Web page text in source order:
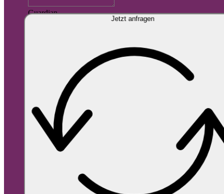
Guardian
Jetzt anfragen